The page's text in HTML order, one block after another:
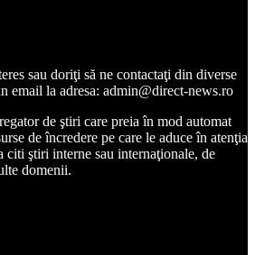
sau doriţi să ne contactaţi din diverse
email la adresa: admin@direct-news.ro
de ştiri care preia în mod automat
de încredere pe care le aduce în atenţia
ştiri interne sau internaţionale, de
domenii.